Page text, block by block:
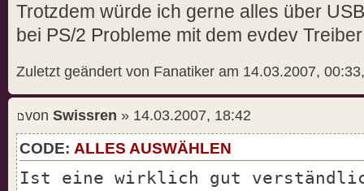
Section "InputDevice"
Identifier "Configured
Option "CorePointer"
Option "Device" "/dev/
Option "Protocol"
Option "ZAxisMapping"
Option
Trotzdem würde ich gerne alles über
bei PS/2 Probleme mit dem evdev
Zuletzt geändert von Fanatiker am 14.03.2007,
von Swissren » 14.03.2007, 18:42
CODE: ALLES AUSWÄHLEN
Ist eine wirklich gut